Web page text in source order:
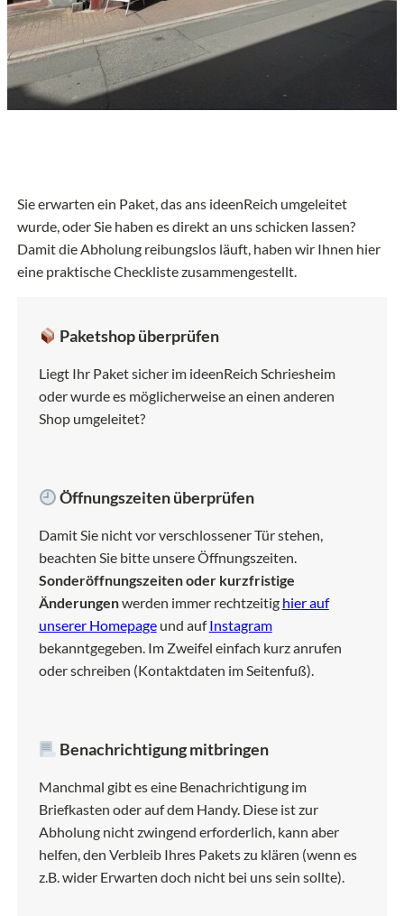
Sie erwarten ein Paket, das ans ideenReich umgeleitet
wurde, oder Sie haben es direkt an uns schicken lassen?
Damit die Abholung reibungslos läuft, haben wir Ihnen hier
eine praktische Checkliste zusammengestellt.
Paketshop überprüfen
Liegt Ihr Paket sicher im ideenReich Schriesheim
oder wurde es möglicherweise an einen anderen
Shop umgeleitet?
Öffnungszeiten überprüfen
Damit Sie nicht vor verschlossener Tür stehen,
beachten Sie bitte unsere Öffnungszeiten.
Sonderöffnungszeiten oder kurzfristige
Änderungenwerden immer rechtzeitig hier auf
unserer Homepageund aufInstagram
bekanntgegeben. Im Zweifel einfach kurz anrufen
oder schreiben (Kontaktdaten im Seitenfuß).
Benachrichtigung mitbringen
Manchmal gibt es eine Benachrichtigung im
Briefkasten oder auf dem Handy. Diese ist zur
Abholung nicht zwingend erforderlich, kann aber
helfen, den Verbleib Ihres Pakets zu klären (wenn es
z.B. wider Erwarten doch nicht bei uns sein sollte).